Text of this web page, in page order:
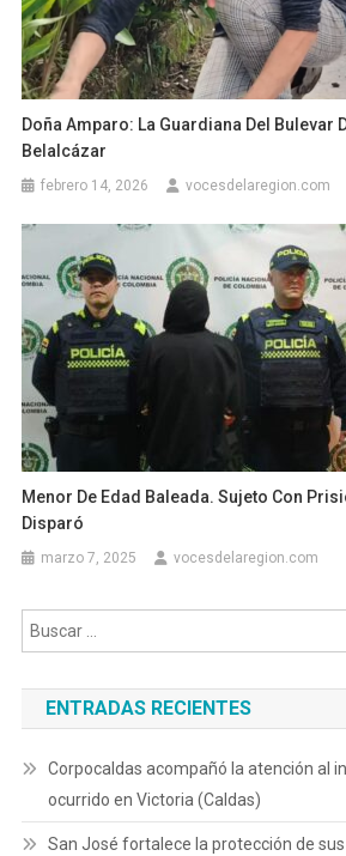
Doña Amparo: La Guardiana Del Bulevar
Belalcázar
febrero 14, 2026 vocesdelaregion.com
Menor De Edad Baleada. Sujeto Con
Disparó
marzo 7, 2025 vocesdelaregion.com
ENTRADAS RECIENTES
Corpocaldas acompañó la atención al
ocurrido en Victoria (Caldas)
San José fortalece la protección de